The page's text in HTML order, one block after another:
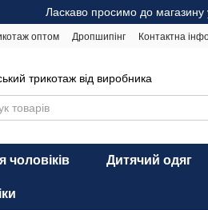
Ласкаво просимо до магазину
оптом Дропшипінг Контактна
трикотаж від виробника
чоловіків Дитячий одяг